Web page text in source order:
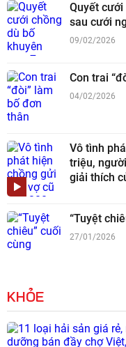
Quyết cưới
sau cưới
09/02/2026
Con trai
04/02/2026
Vô tình
triệu,
giải thích
“Tuyệt
27/01/2026
KHỎE